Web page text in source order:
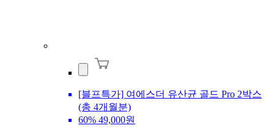
[블프특가] 여에스더 유산균 골드 Pro 2박스
(총 4개월분)
60% 49,000원